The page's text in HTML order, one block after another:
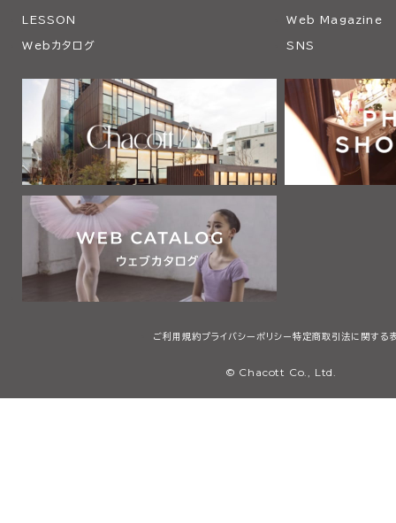
LESSON Web Magazine
Webカタログ SNS
ご利用規約プライバシーポリシー 特定商取引法に関する
© Chacott Co., Ltd.